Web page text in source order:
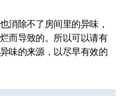
除不了房间里的异味，
而导致的。所以可以请有
味的来源，以尽早有效的